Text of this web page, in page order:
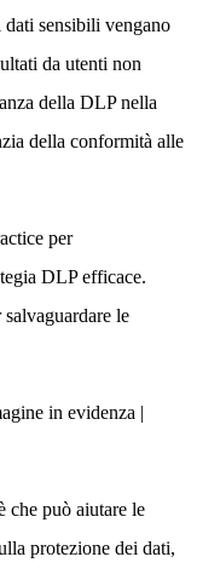
sensibili vengano
da utenti non
della DLP nella
della conformità alle
per
DLP efficace.
le
che può aiutare le
protezione dei dati,